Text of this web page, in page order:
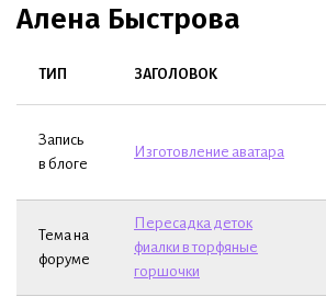
Алена Быстрова
ТИП ЗАГОЛОВОК
Запись
в блоге
Изготовление аватара
Тема на
форуме
Пересадка деток
фиалки в торфяные
горшочки